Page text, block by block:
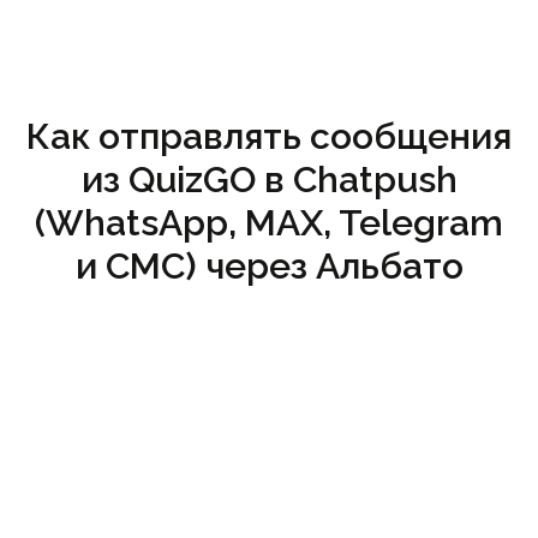
Как отправлять сообщения
из QuizGO в Chatpush
(WhatsApp, MAX, Telegram
и СМС) через Альбато